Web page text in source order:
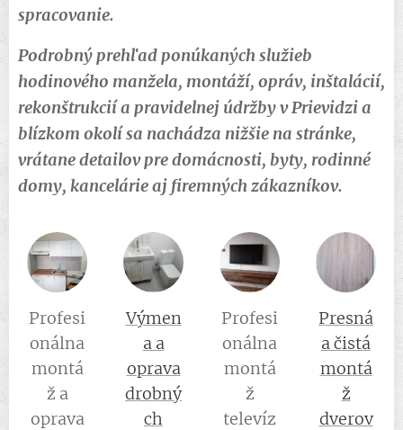
spracovanie.
Podrobný prehľad ponúkaných služieb
hodinového manžela, montáží, opráv, inštalácií,
rekonštrukcií a pravidelnej údržby v Prievidzi a
blízkom okolí sa nachádza nižšie na stránke,
vrátane detailov pre domácnosti, byty, rodinné
domy, kancelárie aj firemných zákazníkov.
Profesi
onálna
montá
ž a
oprava
Výmen
a a
oprava
drobný
ch
Profesi
onálna
montá
ž
televíz
Presná
a čistá
montá
ž
dverov